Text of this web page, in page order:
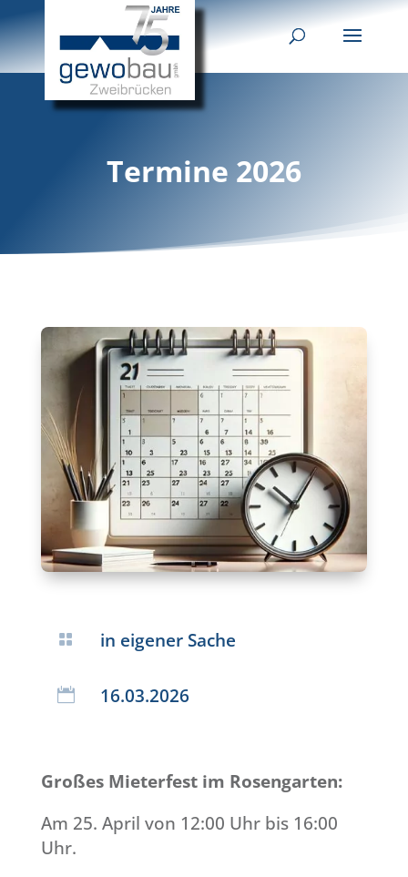
Termine 2026
 in eigener Sache
 16.03.2026
Großes Mieterfest im Rosengarten:
Am 25. April von 12:00 Uhr bis 16:00
Uhr.